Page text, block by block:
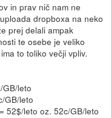
in prav nič nam ne
dropboxa na neko
prej delali ampak
te osebe je veliko
to toliko večji vpliv.
leto
GB/leto
52$/leto oz. 52c/GB/leto